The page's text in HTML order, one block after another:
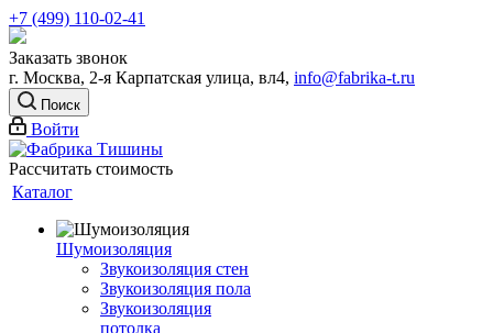
+7 (499) 110-02-41
Заказать звонок
г. Москва, 2-я Карпатская улица, вл4, info@fabrika-t.ru
Поиск
Войти
Рассчитать стоимость
Каталог
Шумоизоляция
Звукоизоляция стен
Звукоизоляция пола
Звукоизоляция
потолка